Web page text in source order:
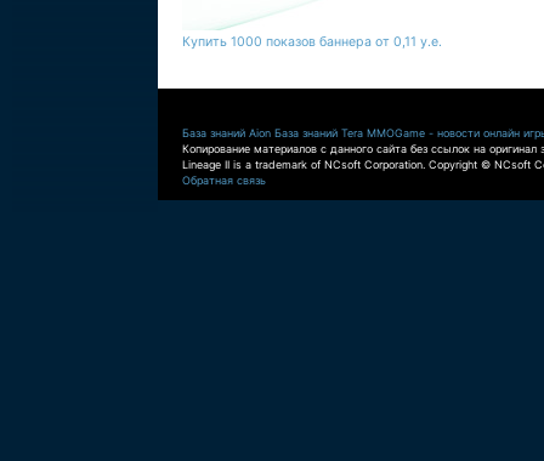
Купить 1000 показов баннера от 0,11 у.е.
База знаний Aion База знаний Tera MMOGame - новости онлайн
Копирование материалов с данного сайта без ссылок на оригинал
Lineage II is a trademark of NCsoft Corporation. Copyright © NCsoft
Обратная связь